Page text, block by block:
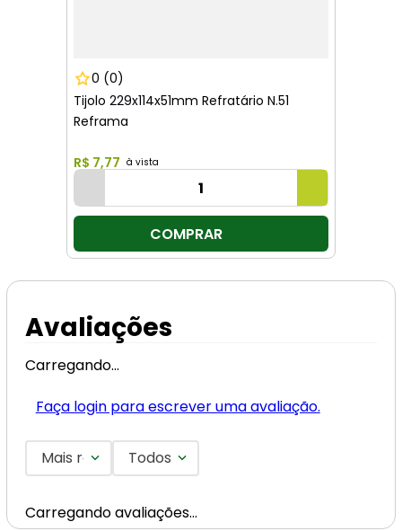
0 (0)
Tijolo 229x114x51mm Refratário N.51
Reframa
R$ 7,77
COMPRAR
Avaliações
Carregando…
Faça login para escrever uma avaliação.
Mais recentesTodos
Carregando avaliações…